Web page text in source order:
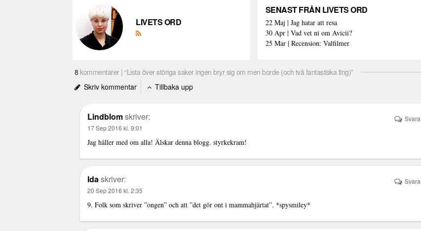
LIVETS ORD
SENAST FRÅN LIVETS ORD
22 Maj | Jag hatar att resa
30 Apr | Vad vet ni om Avicii?
25 Mar | Recension: Valfilmer
8 kommentarer | “Lista över störiga saker ingen bryr sig om men borde (och två fantastiska ting)”
Skriv kommentar
Tillbaka upp
Lindblomskriver:
17 Sep 2016 kl. 9:01
Jag håller med om alla! Älskar denna blogg. styrkekram!
Svara
Idaskriver:
20 Sep 2016 kl. 2:35
9. Folk som skriver ”ongen” och att ”det gör ont i mammahjärtat”. *spysmiley*
Svara